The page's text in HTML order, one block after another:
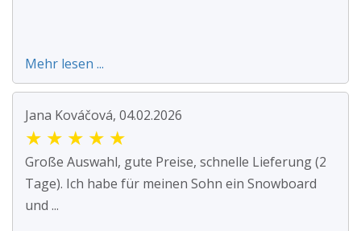
Mehr lesen ...
Jana Kováčová, 04.02.2026
★ ★ ★ ★ ★
Große Auswahl, gute Preise, schnelle Lieferung (2
Tage). Ich habe für meinen Sohn ein Snowboard
und ...